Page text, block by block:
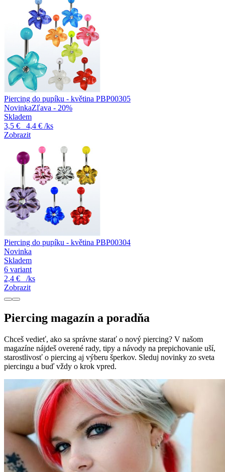
Piercing do pupíku - květina PBP00305
NovinkaZľava - 20%
Skladem
3,5 €
4,4 € /ks
Zobrazit
Piercing do pupíku - květina PBP00304
Novinka
Skladem
6 variant
2,4 €
/ks
Zobrazit
Piercing magazín a poradňa
Chceš vedieť, ako sa správne starať o nový piercing? V našom
magazíne nájdeš overené rady, tipy a návody na prepichovanie uší,
starostlivosť o piercing aj výberu šperkov. Sleduj novinky zo sveta
piercingu a buď vždy o krok vpred.